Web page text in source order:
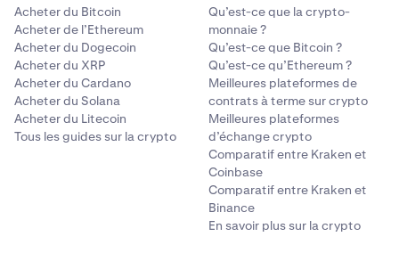
Acheter du Bitcoin
Acheter de l’Ethereum
Acheter du Dogecoin
Acheter du XRP
Acheter du Cardano
Acheter du Solana
Acheter du Litecoin
Tous les guides sur la crypto
Qu’est-ce que la crypto-
monnaie ?
Qu’est-ce que Bitcoin ?
Qu’est-ce qu’Ethereum ?
Meilleures plateformes de
contrats à terme sur crypto
Meilleures plateformes
d’échange crypto
Comparatif entre Kraken et
Coinbase
Comparatif entre Kraken et
Binance
En savoir plus sur la crypto